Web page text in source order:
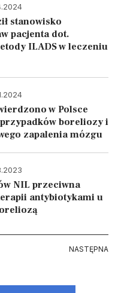
stanowisko
pacjenta dot.
ILADS w leczeniu
w Polsce
boreliozy i
zapalenia mózgu
NIL przeciwna
antybiotykami u
NASTĘPNA
NASTĘPNA